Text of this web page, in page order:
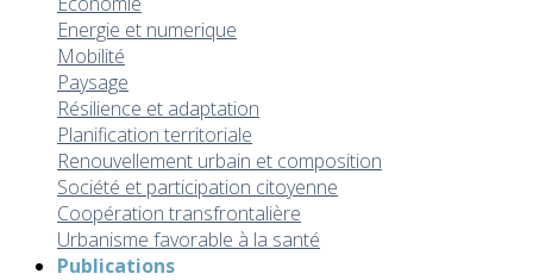
Energie et numerique
Mobilité
Paysage
Résilience et adaptation
Planification territoriale
Renouvellement urbain et composition
Société et participation citoyenne
Coopération transfrontalière
Urbanisme favorable à la santé
Publications